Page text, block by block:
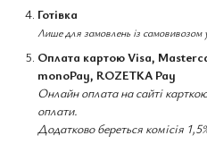
Готівка
Лише для замовлень із самовивозом
Оплата картою Visa,
monoPay, ROZETKA Pay
Онлайн оплата на сайті
оплати.
Додатково береться комісія